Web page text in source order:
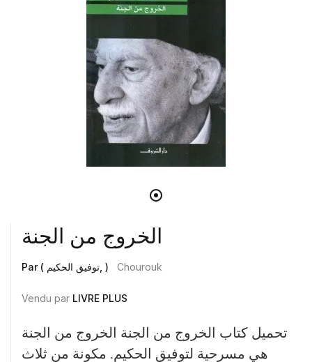
الخروج من الجنة
Par ( توفيق الحكيم, ) Chourouk
Vendu par LIVRE PLUS
تحميل كتاب الخروج من الجنة الخروج من الجنة
هي مسرحية لتوفيق الحكيم. مكونة من ثلاث